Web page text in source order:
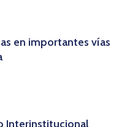
en importantes vías
Interinstitucional